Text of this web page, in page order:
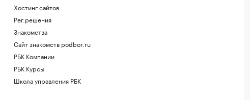
Хостинг сайтов
Рег.решения
Знакомства
Сайт знакомств podbor.ru
РБК Компании
РБК Курсы
Школа управления РБК